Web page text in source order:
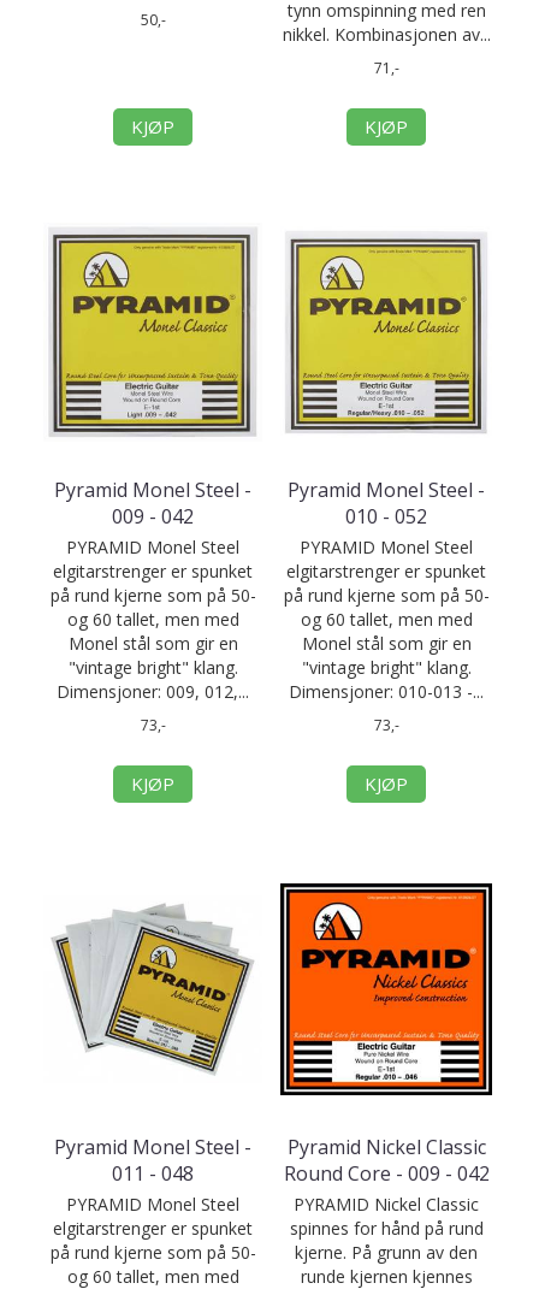
50,-
KJØP
tynn omspinning med ren
nikkel. Kombinasjonen av...
71,-
KJØP
Pyramid Monel Steel -
009 - 042
PYRAMID Monel Steel
elgitarstrenger er spunket
på rund kjerne som på 50-
og 60 tallet, men med
Monel stål som gir en
"vintage bright" klang.
Dimensjoner: 009, 012,...
73,-
KJØP
Pyramid Monel Steel -
010 - 052
PYRAMID Monel Steel
elgitarstrenger er spunket
på rund kjerne som på 50-
og 60 tallet, men med
Monel stål som gir en
"vintage bright" klang.
Dimensjoner: 010-013 -...
73,-
KJØP
Pyramid Monel Steel -
011 - 048
PYRAMID Monel Steel
elgitarstrenger er spunket
på rund kjerne som på 50-
og 60 tallet, men med
Pyramid Nickel Classic
Round Core - 009 - 042
PYRAMID Nickel Classic
spinnes for hånd på rund
kjerne. På grunn av den
runde kjernen kjennes